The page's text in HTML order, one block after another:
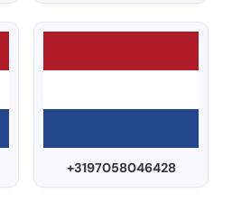
+3197058046428